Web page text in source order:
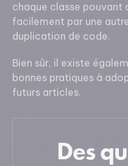
chaque classe pouvant
facilement par une
duplication de code.
Bien sûr, il existe
bonnes pratiques à
futurs articles.
Des